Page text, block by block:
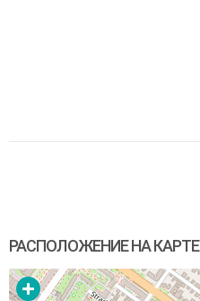
РАСПОЛОЖЕНИЕ НА КАРТЕ